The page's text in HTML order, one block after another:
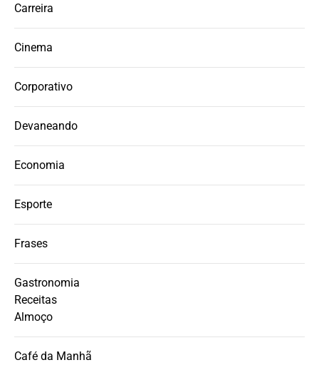
Carreira
Cinema
Corporativo
Devaneando
Economia
Esporte
Frases
Gastronomia
Receitas
Almoço
Café da Manhã